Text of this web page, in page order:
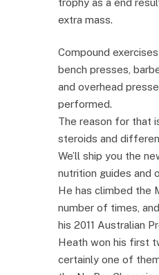
extra mass.
Compound
bench presses,
and overhead
performed.
The reason for that
steroids and
We’ll ship you the
nutrition guides and
He has climbed the
number of times,
his 2011 Australian
Heath won his first
certainly one of